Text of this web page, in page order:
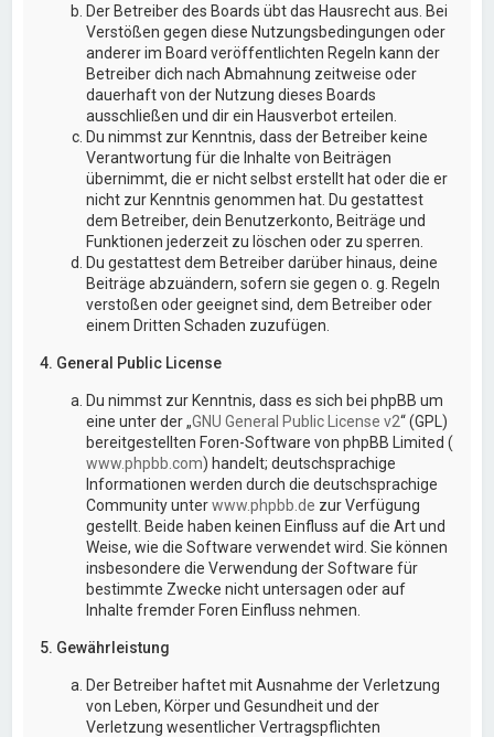
Der Betreiber des Boards übt das Hausrecht aus. Bei
Verstößen gegen diese Nutzungsbedingungen oder
anderer im Board veröffentlichten Regeln kann der
Betreiber dich nach Abmahnung zeitweise oder
dauerhaft von der Nutzung dieses Boards
ausschließen und dir ein Hausverbot erteilen.
Du nimmst zur Kenntnis, dass der Betreiber keine
Verantwortung für die Inhalte von Beiträgen
übernimmt, die er nicht selbst erstellt hat oder die er
nicht zur Kenntnis genommen hat. Du gestattest
dem Betreiber, dein Benutzerkonto, Beiträge und
Funktionen jederzeit zu löschen oder zu sperren.
Du gestattest dem Betreiber darüber hinaus, deine
Beiträge abzuändern, sofern sie gegen o. g. Regeln
verstoßen oder geeignet sind, dem Betreiber oder
einem Dritten Schaden zuzufügen.
4. General Public License
Du nimmst zur Kenntnis, dass es sich bei phpBB um
eine unter der „GNU General Public License v2“ (GPL)
bereitgestellten Foren-Software von phpBB Limited (
www.phpbb.com) handelt; deutschsprachige
Informationen werden durch die deutschsprachige
Community unterwww.phpbb.de zur Verfügung
gestellt. Beide haben keinen Einfluss auf die Art und
Weise, wie die Software verwendet wird. Sie können
insbesondere die Verwendung der Software für
bestimmte Zwecke nicht untersagen oder auf
Inhalte fremder Foren Einfluss nehmen.
5. Gewährleistung
Der Betreiber haftet mit Ausnahme der Verletzung
von Leben, Körper und Gesundheit und der
Verletzung wesentlicher Vertragspflichten